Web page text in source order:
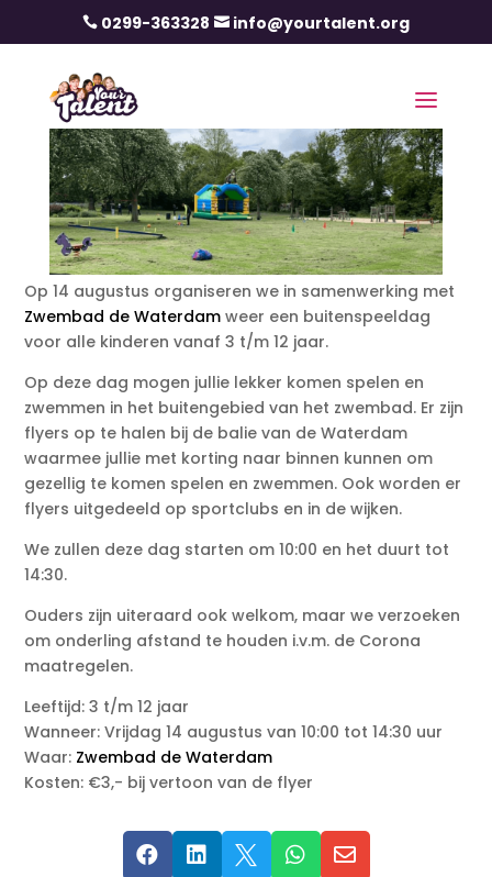
 0299-363328  info@yourtalent.org
Op 14 augustus organiseren we in samenwerking met
Zwembad de Waterdam weer een buitenspeeldag
voor alle kinderen vanaf 3 t/m 12 jaar.
Op deze dag mogen jullie lekker komen spelen en
zwemmen in het buitengebied van het zwembad. Er zijn
flyers op te halen bij de balie van de Waterdam
waarmee jullie met korting naar binnen kunnen om
gezellig te komen spelen en zwemmen. Ook worden er
flyers uitgedeeld op sportclubs en in de wijken.
We zullen deze dag starten om 10:00 en het duurt tot
14:30.
Ouders zijn uiteraard ook welkom, maar we verzoeken
om onderling afstand te houden i.v.m. de Corona
maatregelen.
Leeftijd: 3 t/m 12 jaar
Wanneer: Vrijdag 14 augustus van 10:00 tot 14:30 uur
Waar: Zwembad de Waterdam
Kosten: €3,- bij vertoon van de flyer
    